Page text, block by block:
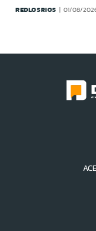
REDLOSRIOS 01/08/